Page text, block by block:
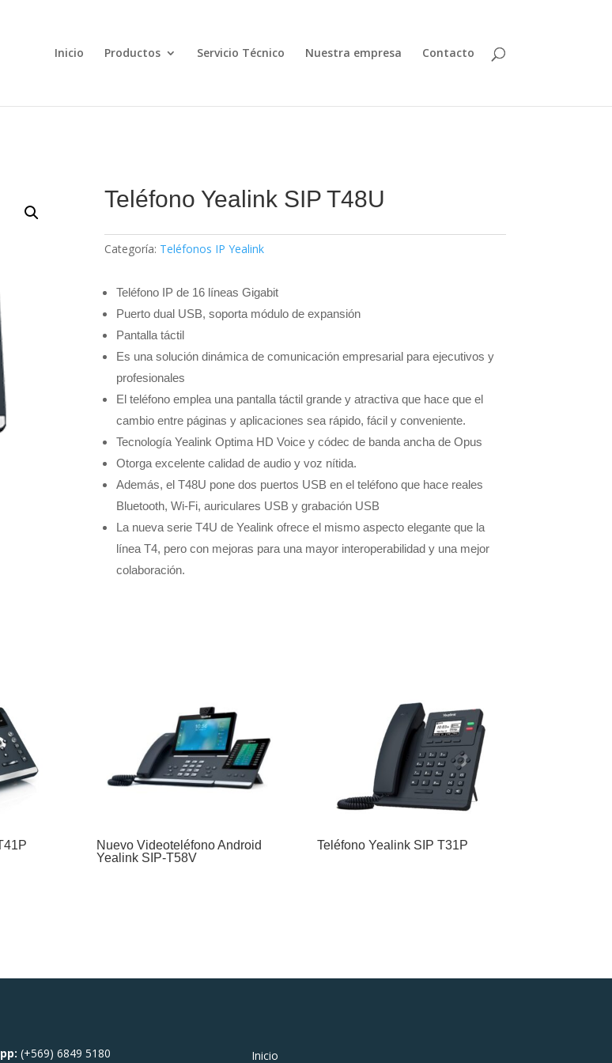
Inicio Productos Servicio Técnico Nuestra empresa Contacto
Teléfono Yealink SIP T48U
Categoría: Teléfonos IP Yealink
Teléfono IP de 16 líneas Gigabit
Puerto dual USB, soporta módulo de expansión
Pantalla táctil
Es una solución dinámica de comunicación empresarial para ejecutivos y
profesionales
El teléfono emplea una pantalla táctil grande y atractiva que hace que el
cambio entre páginas y aplicaciones sea rápido, fácil y conveniente.
Tecnología Yealink Optima HD Voice y códec de banda ancha de Opus
Otorga excelente calidad de audio y voz nítida.
Además, el T48U pone dos puertos USB en el teléfono que hace reales
Bluetooth, Wi-Fi, auriculares USB y grabación USB
La nueva serie T4U de Yealink ofrece el mismo aspecto elegante que la
línea T4, pero con mejoras para una mayor interoperabilidad y una mejor
colaboración.
Nuevo Videoteléfono Android
Yealink SIP-T58V
Teléfono Yealink SIP T31P
(+569) 6849 5180 Inicio